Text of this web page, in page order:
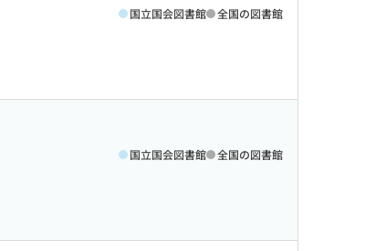
国立国会図書館 全国の図書館
国立国会図書館 全国の図書館